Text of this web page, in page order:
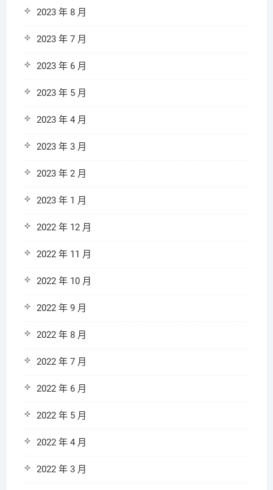
2023 年 8 月
2023 年 7 月
2023 年 6 月
2023 年 5 月
2023 年 4 月
2023 年 3 月
2023 年 2 月
2023 年 1 月
2022 年 12 月
2022 年 11 月
2022 年 10 月
2022 年 9 月
2022 年 8 月
2022 年 7 月
2022 年 6 月
2022 年 5 月
2022 年 4 月
2022 年 3 月